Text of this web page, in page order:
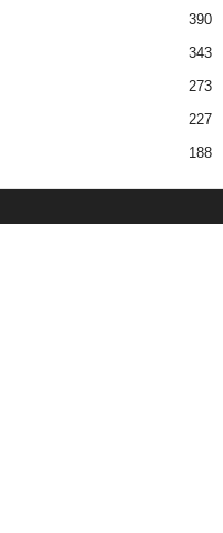
390
343
273
227
188